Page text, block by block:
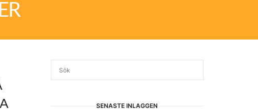
SENASTE INLÄGGEN